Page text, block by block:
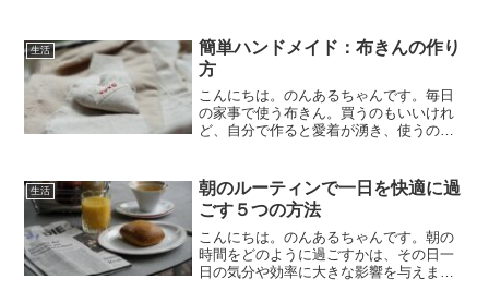
飲みやすい😂わたしはこれで、辛い妊婦
時代を乗り越えたよ。ビ...
生活
簡単ハンドメイド：布きんの作り
方
こんにちは。のんあるちゃんです。毎日
の家事で使う布きん。買うのもいいけれ
ど、自分で作ると愛着が湧き、使うのも
つながりますよ。今回は初心者でも簡単
に作れる布きんの作り方を...
生活
朝のルーティンで一日を快適に過
ごす５つの方法
こんにちは。のんあるちゃんです。朝の
時間をどのように過ごすかは、その日一
日の気分や効率に大きな影響を与えま